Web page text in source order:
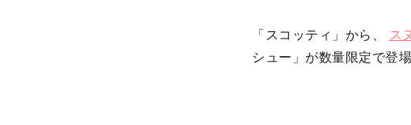
「スコッティ」から、 ス
シュー」が数量限定で登